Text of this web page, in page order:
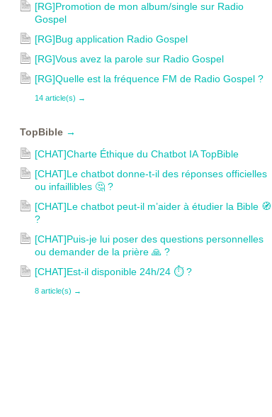
[RG]Promotion de mon album/single sur Radio
Gospel
[RG]Bug application Radio Gospel
[RG]Vous avez la parole sur Radio Gospel
[RG]Quelle est la fréquence FM de Radio Gospel ?
14 article(s) →
TopBible →
[CHAT]Charte Éthique du Chatbot IA TopBible
[CHAT]Le chatbot donne-t-il des réponses officielles
ou infaillibles 🤔 ?
[CHAT]Le chatbot peut-il m’aider à étudier la Bible 🧭
?
[CHAT]Puis-je lui poser des questions personnelles
ou demander de la prière 🙏 ?
[CHAT]Est-il disponible 24h/24 ⏱ ?
8 article(s) →